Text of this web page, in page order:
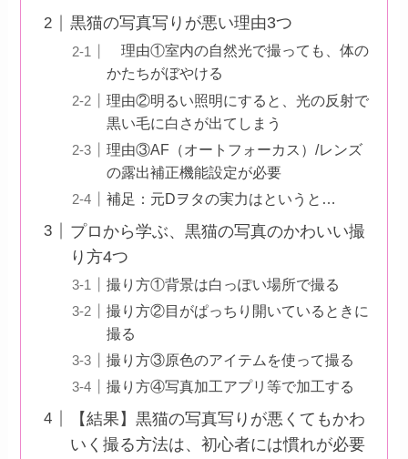
黒猫の写真写りが悪い理由3つ
理由①室内の自然光で撮っても、体の
かたちがぼやける
理由②明るい照明にすると、光の反射で
黒い毛に白さが出てしまう
理由③AF（オートフォーカス）/レンズ
の露出補正機能設定が必要
補足：元Dヲタの実力はというと…
プロから学ぶ、黒猫の写真のかわいい撮
り方4つ
撮り方①背景は白っぽい場所で撮る
撮り方②目がぱっちり開いているときに
撮る
撮り方③原色のアイテムを使って撮る
撮り方④写真加工アプリ等で加工する
【結果】黒猫の写真写りが悪くてもかわ
いく撮る方法は、初心者には慣れが必要